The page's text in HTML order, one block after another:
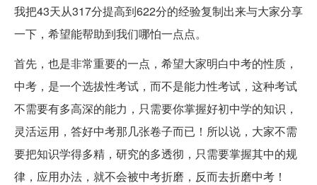
我把43天从317分提高到622分的经验复制出来与大家分享
一下，希望能帮助到我们哪怕一点点。
首先，也是非常重要的一点，希望大家明白中考的性质，
中考，是一个选拔性考试，而不是能力性考试，这种考试
不需要有多高深的能力，只需要你掌握好初中学的知识，
灵活运用，答好中考那几张卷子而已！所以说，大家不需
要把知识学得多精，研究的多透彻，只需要掌握其中的规
律，应用办法，就不会被中考折磨，反而去折磨中考！